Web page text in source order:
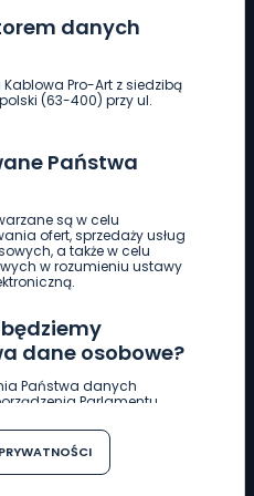
danych
Pro-Art z siedzibą
(63-400) przy ul.
Państwa
są w celu
ofert, sprzedaży usług
a także w celu
w rozumieniu ustawy
dane osobowe?
Państwa danych
Parlamentu
w związku z
w sprawie
oraz uchylenia